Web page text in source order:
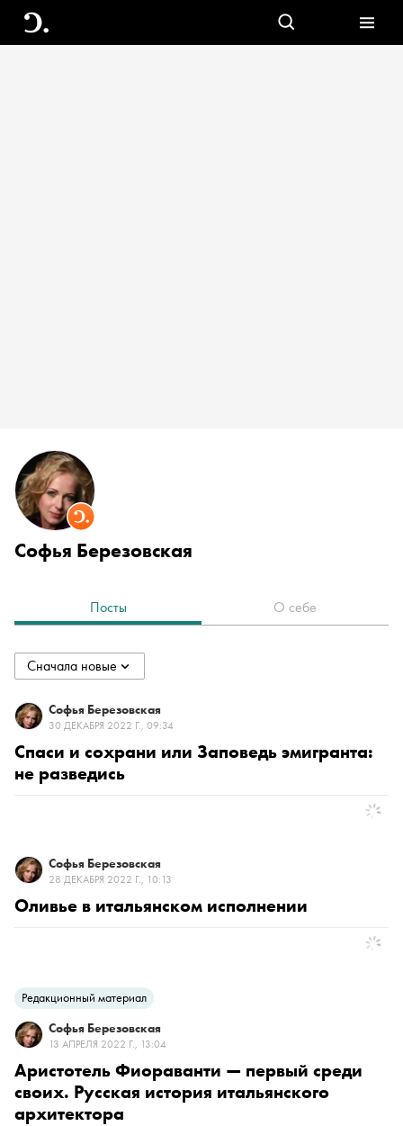
Софья Березовская
Посты О себе
Сначала новые
collapsed
Сначала новые
Сначала старые
Софья Березовская
30 ДЕКАБРЯ 2022 Г., 09:34
Спаси и сохрани или Заповедь эмигранта:
не разведись
Софья Березовская
28 ДЕКАБРЯ 2022 Г., 10:13
Оливье в итальянском исполнении
Редакционный материал
Софья Березовская
13 АПРЕЛЯ 2022 Г., 13:04
Аристотель Фиораванти — первый среди
своих. Русская история итальянского
архитектора